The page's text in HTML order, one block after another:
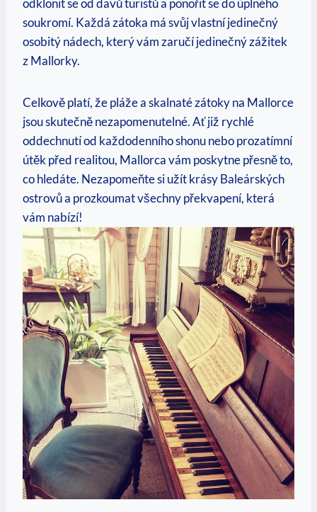
⁤odklonit se od⁣ davů turistů‌ a ponořit se do ​úplného‌
soukromí. Každá zátoka má ⁢svůj vlastní ⁢jedinečný
osobitý nádech, který vám zaručí jedinečný zážitek⁢
z Mallorky.
Celkově platí, že pláže a⁤ skalnaté zátoky na Mallorce⁤
jsou skutečně nezapomenutelné. Ať již​ rychlé
‍oddechnutí od každodenního‍ shonu nebo prozatímní
útěk před realitou, Mallorca vám poskytne přesně to,
co hledáte. Nezapomeňte ⁣si užít krásy Baleárských
ostrovů a prozkoumat všechny‍ překvapení, která
‍vám nabízí!